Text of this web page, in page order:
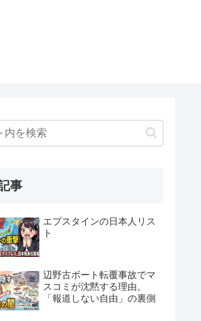
事
エプスタインの日本人リス
ト
辺野古ボート転覆事故でマ
スコミが沈黙する理由。
「報道しない自由」の裏側